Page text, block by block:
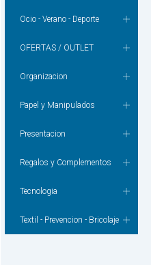
Ocio - Verano - Deporte
OFERTAS / OUTLET
Organizacion
Papel y Manipulados
Presentacion
Regalos y Complementos
Tecnologia
Textil - Prevencion - Bricolaje